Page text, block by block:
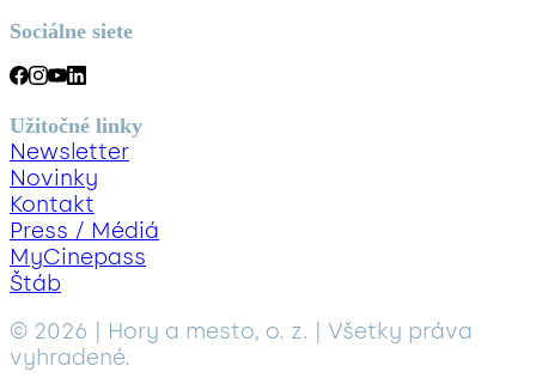
Sociálne siete
Užitočné linky
Newsletter
Novinky
Kontakt
Press / Médiá
MyCinepass
Štáb
© 2026 | Hory a mesto, o. z. | Všetky práva
vyhradené.